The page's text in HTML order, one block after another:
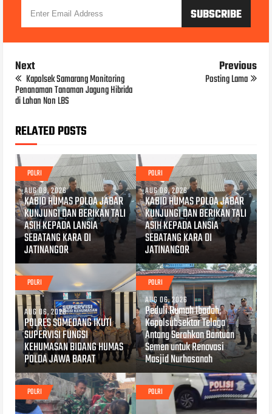
Next
Kapolsek Samarang Monitoring
Penanaman Tanaman Jagung Hibrida
di Lahan Non LBS
Previous
Posting Lama
RELATED POSTS
POLRI
AUG 08, 2026
KABID HUMAS POLDA JABAR
KUNJUNGI DAN BERIKAN TALI
ASIH KEPADA LANSIA
SEBATANG KARA DI
JATINANGOR
POLRI
AUG 06, 2026
KABID HUMAS POLDA JABAR
KUNJUNGI DAN BERIKAN TALI
ASIH KEPADA LANSIA
SEBATANG KARA DI
JATINANGOR
POLRI
AUG 06, 2026
POLRES SUMEDANG IKUTI
SUPERVISI FUNGSI
KEHUMASAN BIDANG HUMAS
POLDA JAWA BARAT
POLRI
AUG 06, 2026
Peduli Rumah Ibadah,
Kapolsubsektor Telaga
Antang Serahkan Bantuan
Semen untuk Renovasi
Masjid Nurhasanah
POLRI POLRI